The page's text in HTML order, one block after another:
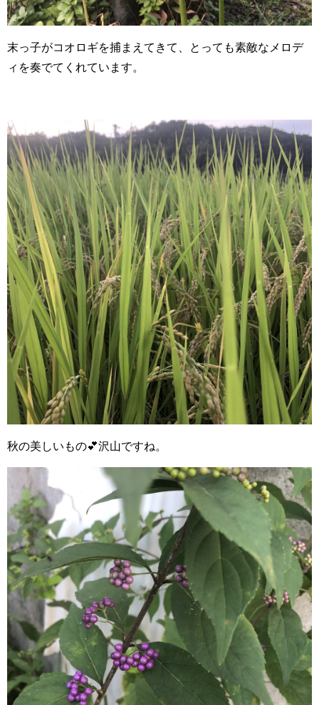
末っ子がコオロギを捕まえてきて、とっても素敵なメロデ
ィを奏でてくれています。
秋の美しいもの💕沢山ですね。